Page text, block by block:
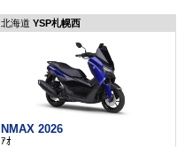
北海道 YSP札幌西
NMAX 2026
ｱｵ